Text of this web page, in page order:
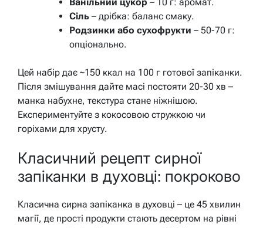
Сіль – дрібка: баланс смаку.
Родзинки або сухофрукти – 50-70 г:
опціонально.
Цей набір дає ~150 ккал на 100 г готової запіканки.
Після змішування дайте масі постояти 20-30 хв –
манка набухне, текстура стане ніжнішою.
Експериментуйте з кокосовою стружкою чи
горіхами для хрусту.
Класичний рецепт сирної
запіканки в духовці: покроково
Класична сирна запіканка в духовці – це 45 хвилин
магії, де прості продукти стають десертом на рівні